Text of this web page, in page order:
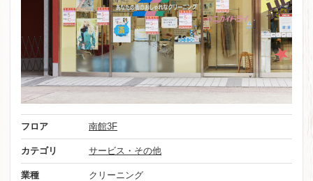
フロア 南館3F
カテゴリ サービス・その他
業種 クリーニング